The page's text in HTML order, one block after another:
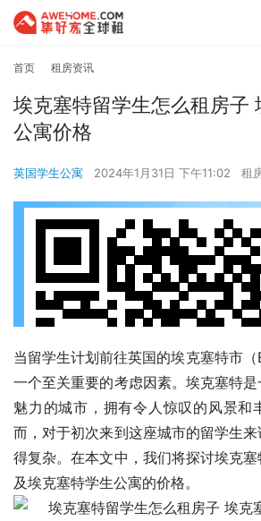
首页 租房资讯
埃克塞特留学生怎么租房子
公寓价格
英国学生公寓 2024年1月31日 下午11:02 租
当留学生计划前往英国的埃克塞特市
一个至关重要的考虑因素。埃克塞特
魅力的城市，拥有令人惊叹的风景和
而，对于初次来到这座城市的留学生
得复杂。在本文中，我们将探讨埃克
及埃克塞特学生公寓的价格。